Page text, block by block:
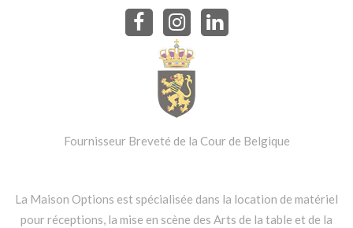
Fournisseur Breveté de la Cour de Belgique
La Maison Options est spécialisée dans la location de matériel
pour réceptions, la mise en scène des Arts de la table et de la